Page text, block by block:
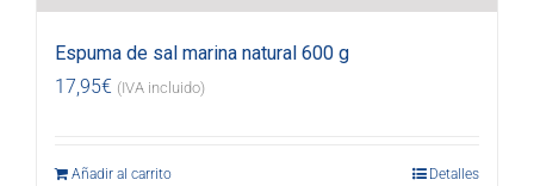
Espuma de sal marina natural 600 g
17,95€ (IVA incluido)
Añadir al carrito Detalles